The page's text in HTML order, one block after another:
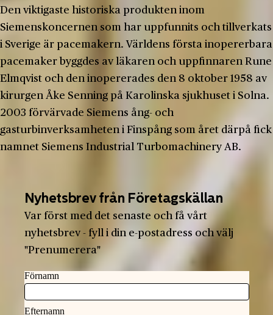
Den viktigaste historiska produkten inom
Siemenskoncernen som har uppfunnits och tillverkats
i Sverige är pacemakern. Världens första inopererbara
pacemaker byggdes av läkaren och uppfinnaren Rune
Elmqvist och den inopererades den 8 oktober 1958 av
kirurgen Åke Senning på Karolinska sjukhuset i Solna.
2003 förvärvade Siemens ång- och
gasturbinverksamheten i Finspång som året därpå fick
namnet Siemens Industrial Turbomachinery AB.
Nyhetsbrev från Företagskällan
Var först med det senaste och få vårt
nyhetsbrev - fyll i din e-postadress och välj
"Prenumerera"